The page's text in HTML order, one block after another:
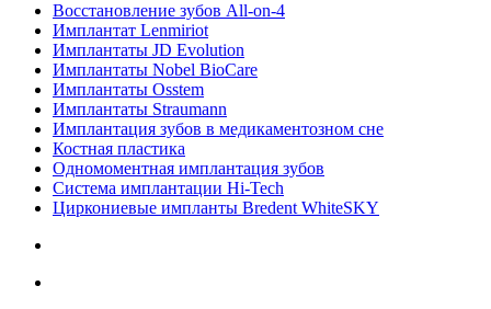
Восстановление зубов All‑on‑4
Имплантат Lenmiriot
Имплантаты JD Evolution
Имплантаты Nobel BioСare
Имплантаты Osstem
Имплантаты Straumann
Имплантация зубов в медикаментозном сне
Костная пластика
Одномоментная имплантация зубов
Система имплантации Hi-Tech
Циркониевые импланты Bredent WhiteSKY